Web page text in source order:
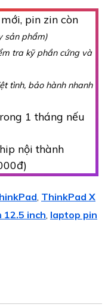
pin zin còn
sản phẩm)
tra kỹ phần cứng và
tình, bảo hành nhanh
1 tháng nếu
nội thành
ThinkPad X
12.5 inch, laptop pin